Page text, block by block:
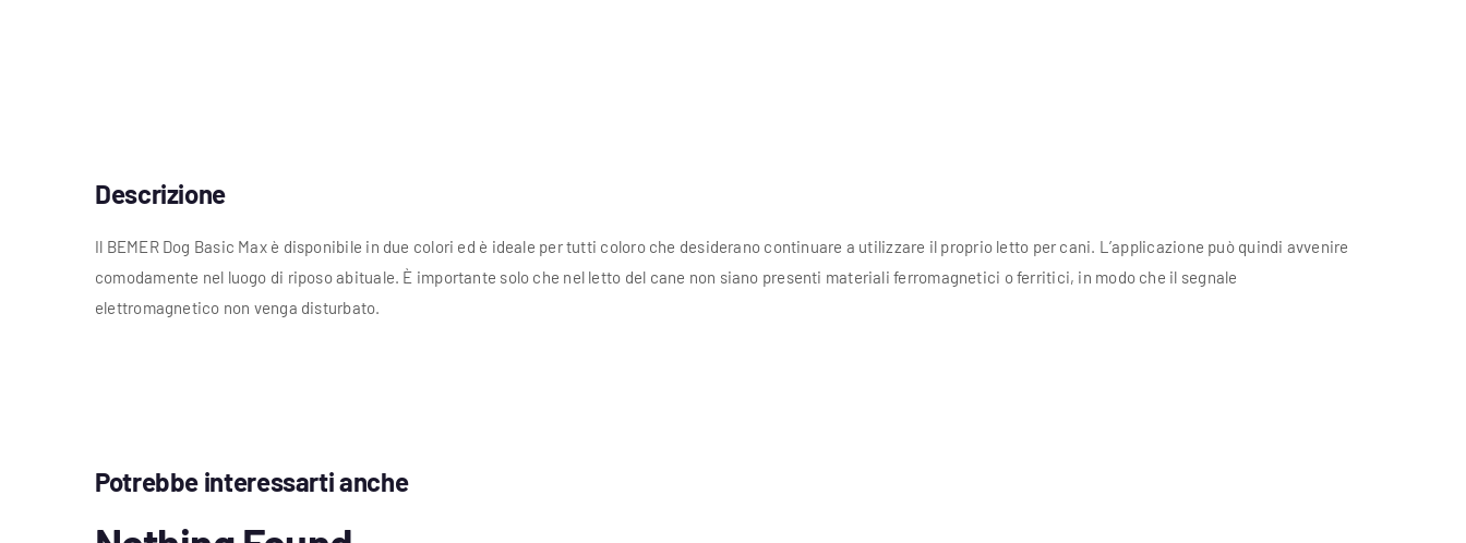
Descrizione
Il BEMER Dog Basic Max è disponibile in due colori ed è ideale per tutti coloro che desiderano continuare a utilizzare il proprio letto per cani. L’applicazione può quindi avvenire
comodamente nel luogo di riposo abituale. È importante solo che nel letto del cane non siano presenti materiali ferromagnetici o ferritici, in modo che il segnale
elettromagnetico non venga disturbato.
Potrebbe interessarti anche